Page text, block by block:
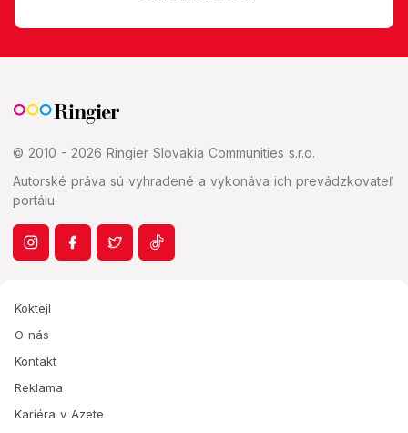
© 2010 - 2026 Ringier Slovakia Communities s.r.o.
Autorské práva sú vyhradené a vykonáva ich prevádzkovateľ
portálu.
Koktejl
O nás
Kontakt
Reklama
Kariéra v Azete